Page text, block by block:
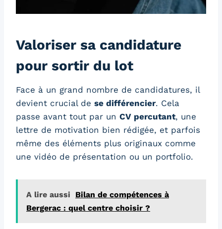
Valoriser sa candidature
pour sortir du lot
Face à un grand nombre de candidatures, il
devient crucial de se différencier. Cela
passe avant tout par un CV percutant, une
lettre de motivation bien rédigée, et parfois
même des éléments plus originaux comme
une vidéo de présentation ou un portfolio.
A lire aussi
Bilan de compétences à
Bergerac : quel centre choisir ?